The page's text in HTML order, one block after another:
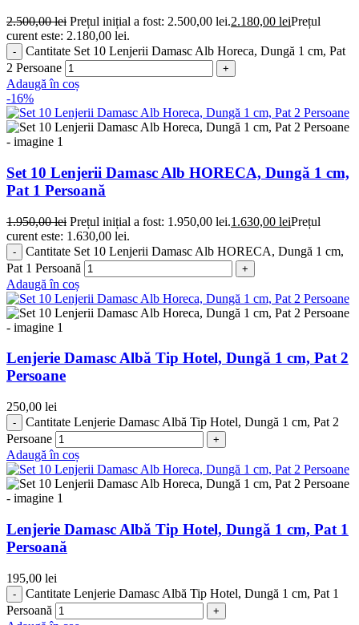
2.500,00lei Prețul inițial a fost: 2.500,00 lei.2.180,00 leiPrețul
curent este: 2.180,00 lei.
Cantitate Set 10 Lenjerii Damasc Alb Horeca, Dungă 1 cm, Pat
2 Persoane
Adaugă în coș
-16%
Set 10 Lenjerii Damasc Alb HORECA, Dungă 1 cm,
Pat 1 Persoană
1.950,00lei Prețul inițial a fost: 1.950,00 lei.1.630,00 leiPrețul
curent este: 1.630,00 lei.
Cantitate Set 10 Lenjerii Damasc Alb HORECA, Dungă 1 cm,
Pat 1 Persoană
Adaugă în coș
Lenjerie Damasc Albă Tip Hotel, Dungă 1 cm, Pat 2
Persoane
250,00 lei
Cantitate Lenjerie Damasc Albă Tip Hotel, Dungă 1 cm, Pat 2
Persoane
Adaugă în coș
Lenjerie Damasc Albă Tip Hotel, Dungă 1 cm, Pat 1
Persoană
195,00 lei
Cantitate Lenjerie Damasc Albă Tip Hotel, Dungă 1 cm, Pat 1
Persoană